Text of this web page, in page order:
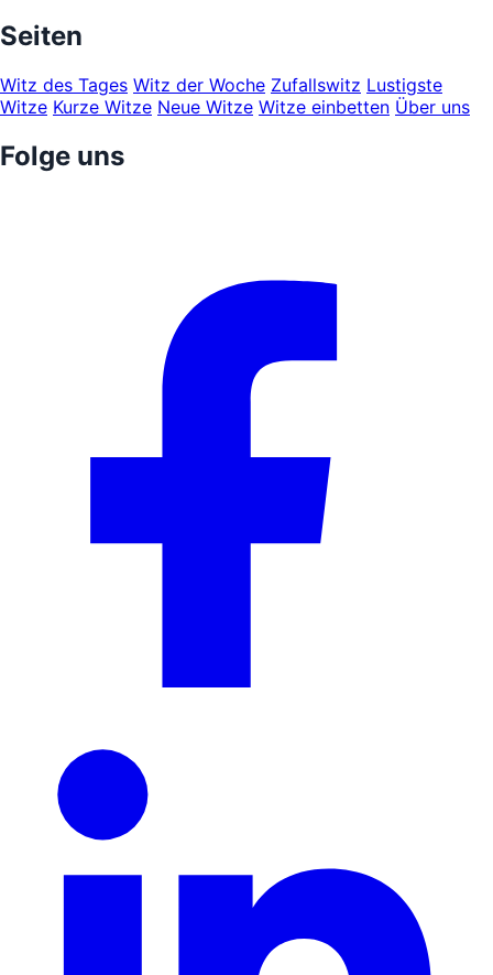
Seiten
Witz des Tages Witz der Woche Zufallswitz Lustigste
Witze Kurze Witze Neue Witze Witze einbetten Über uns
Folge uns